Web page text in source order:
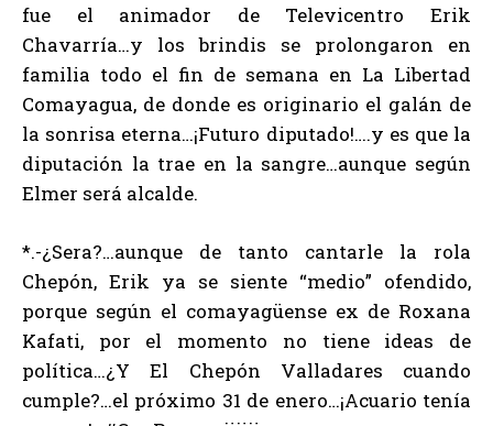
fue el animador de Televicentro Erik
Chavarría…y los brindis se prolongaron en
familia todo el fin de semana en La Libertad
Comayagua, de donde es originario el galán de
la sonrisa eterna…¡Futuro diputado!….y es que la
diputación la trae en la sangre…aunque según
Elmer será alcalde.
*.-¿Sera?…aunque de tanto cantarle la rola
Chepón, Erik ya se siente “medio” ofendido,
porque según el comayagüense ex de Roxana
Kafati, por el momento no tiene ideas de
política…¿Y El Chepón Valladares cuando
cumple?…el próximo 31 de enero…¡Acuario tenía